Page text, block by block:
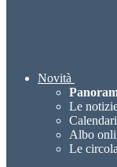
Novità
Le
Albo
Le